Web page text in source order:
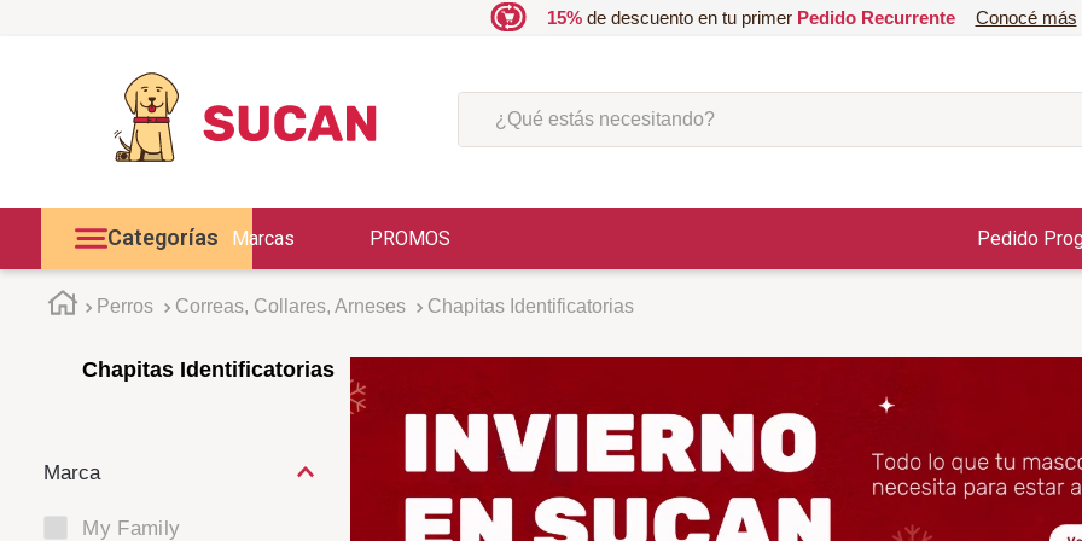
15%de descuento en tu primer Pedido Recurrente Conocé más
¿Qué estás necesitando?
Categorías Marcas PROMOS Pedido
Perros Correas, Collares, Arneses Chapitas Identificatorias
Chapitas Identificatorias
My Family